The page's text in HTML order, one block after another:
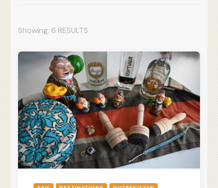
Showing: 6 RESULTS